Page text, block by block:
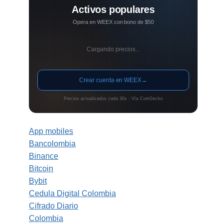
Activos populares
Opera en WEEX con bono de $50
Cargando precios...
Crear cuenta en WEEX→
Precios actualizados cada 30s · Vía CoinGecko
App mobiles
Bancolombia
Binance
Bitcoin
Bybit
Cedula Digital Colombia
Cifrado Diario
Colombia